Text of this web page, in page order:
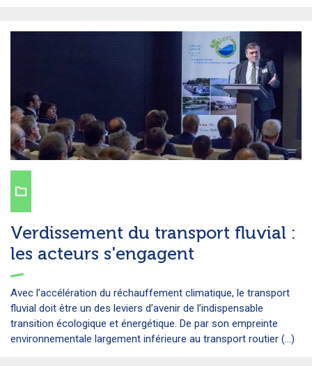
Verdissement du transport fluvial :
les acteurs s'engagent
Avec l’accélération du réchauffement climatique, le transport
fluvial doit être un des leviers d’avenir de l’indispensable
transition écologique et énergétique. De par son empreinte
environnementale largement inférieure au transport routier (...)